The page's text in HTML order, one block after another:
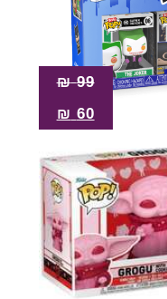
99
₪
60
₪